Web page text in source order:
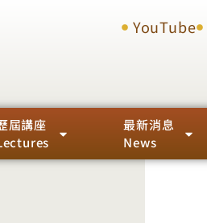
YouTube
屆講座
最新消息
News